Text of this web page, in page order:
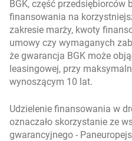
BGK, część przedsiębiorców
finansowania na
zakresie marży, kwoty
umowy czy wymaganych
że gwarancja BGK może
leasingowej, przy
wynoszącym 10 lat.
Udzielenie finansowania w
oznaczało skorzystanie ze
gwarancyjnego -